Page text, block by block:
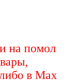
на помол
в Max